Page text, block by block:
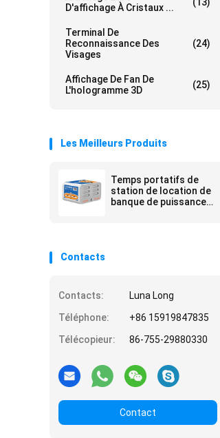
D'affichage À Cristaux ...
Terminal De
Reconnaissance Des
Visages
(24)
Affichage De Fan De
L'hologramme 3D
(25)
Les Meilleurs Produits
Temps portatifs de
station de location de
banque de puissance
Contacts
Contacts:
Luna Long
Téléphone:
+86 15919847835
Télécopieur:
86-755-29880330
Contact